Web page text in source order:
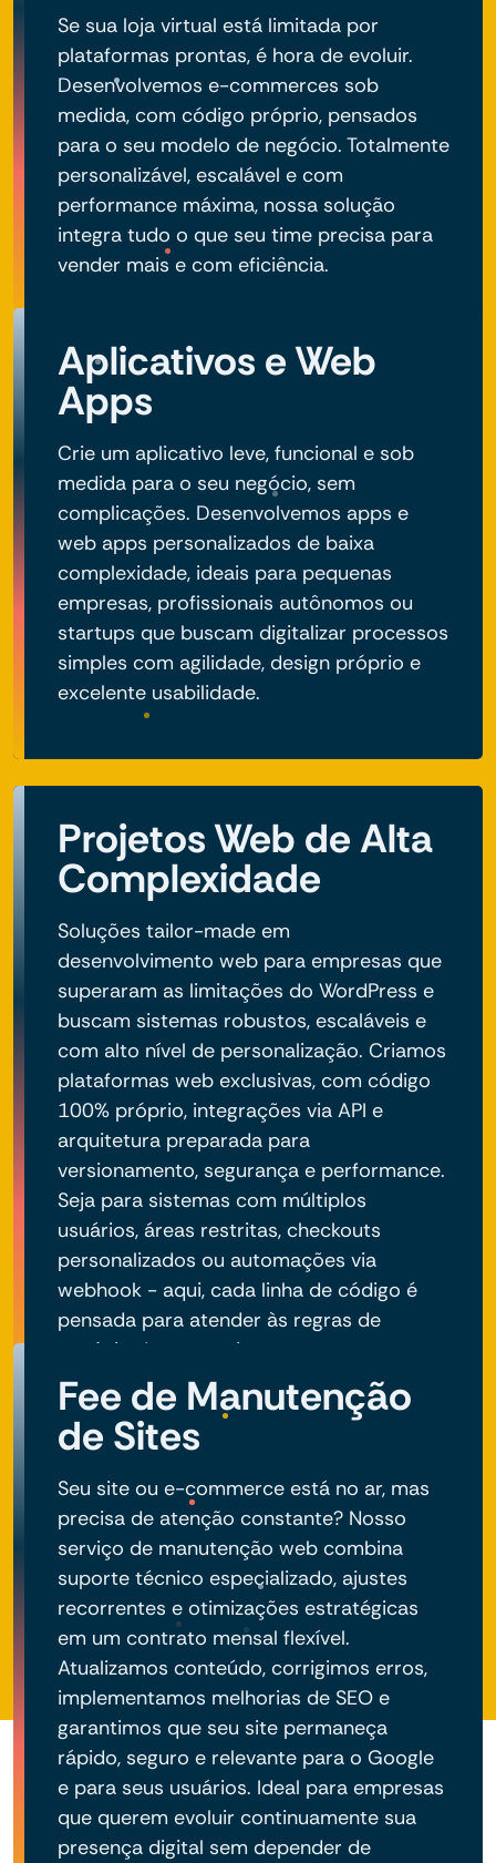
Se sua loja virtual está limitada por
plataformas prontas, é hora de evoluir.
Desenvolvemos e-commerces sob
medida, com código próprio, pensados
para o seu modelo de negócio. Totalmente
personalizável, escalável e com
performance máxima, nossa solução
integra tudo o que seu time precisa para
vender mais e com eficiência.
Aplicativos e Web
Apps
Crie um aplicativo leve, funcional e sob
medida para o seu negócio, sem
complicações. Desenvolvemos apps e
web apps personalizados de baixa
complexidade, ideais para pequenas
empresas, profissionais autônomos ou
startups que buscam digitalizar processos
simples com agilidade, design próprio e
excelente usabilidade.
Projetos Web de Alta
Complexidade
Soluções tailor-made em
desenvolvimento web para empresas que
superaram as limitações do WordPress e
buscam sistemas robustos, escaláveis e
com alto nível de personalização. Criamos
plataformas web exclusivas, com código
100% próprio, integrações via API e
arquitetura preparada para
versionamento, segurança e performance.
Seja para sistemas com múltiplos
usuários, áreas restritas, checkouts
personalizados ou automações via
webhook - aqui, cada linha de código é
pensada para atender às regras de
negócio do seu projeto.
Fee de Manutenção
de Sites
Seu site ou e-commerce está no ar, mas
precisa de atenção constante? Nosso
serviço de manutenção web combina
suporte técnico especializado, ajustes
recorrentes e otimizações estratégicas
em um contrato mensal flexível.
Atualizamos conteúdo, corrigimos erros,
implementamos melhorias de SEO e
garantimos que seu site permaneça
rápido, seguro e relevante para o Google
e para seus usuários. Ideal para empresas
que querem evoluir continuamente sua
presença digital sem depender de